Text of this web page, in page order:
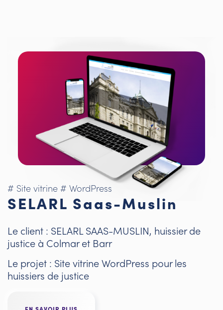
# Site vitrine # WordPress
SELARL Saas-Muslin
Le client : SELARL SAAS-MUSLIN, huissier de
justice à Colmar et Barr
Le projet : Site vitrine WordPress pour les
huissiers de justice